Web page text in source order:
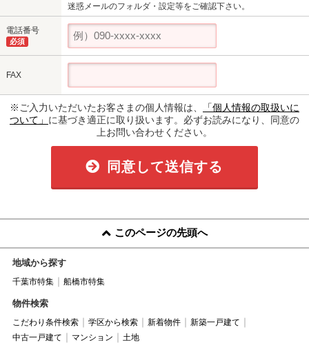
迷惑メールのフォルダ・設定等をご確認下さい。
電話番号
必須
FAX
※ご入力いただいたお客さまの個人情報は、
「個人情報の取扱いに
ついて」 に基づき適正に取り扱います。必ずお読みになり、同意の
上お問い合わせください。
同意して送信する
このページの先頭へ
地域から探す
千葉市特集 船橋市特集
物件検索
こだわり条件検索 学区から検索 新着物件
新築一戸建て
中古一戸建て
マンション 土地